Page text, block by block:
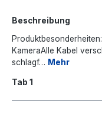
Beschreibung
KameraAlle Kabel
schlagf… Mehr
Tab 1